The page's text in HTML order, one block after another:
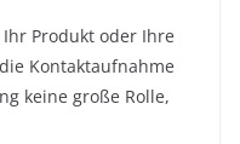
Produkt oder Ihre
Kontaktaufnahme
keine große Rolle,